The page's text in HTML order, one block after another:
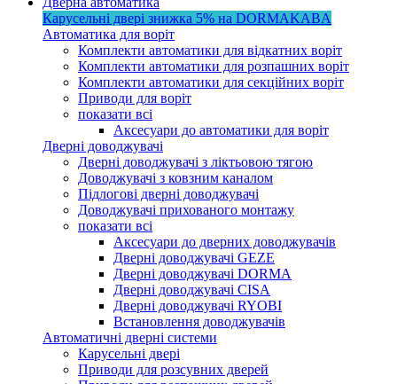
Карусельні двері знижка 5% на DORMAKABA
Автоматика для воріт
Комплекти автоматики для відкатних воріт
Комплекти автоматики для розпашних воріт
Комплекти автоматики для секційних воріт
Приводи для воріт
показати всі
Аксесуари до автоматики для воріт
Дверні доводжувачі
Дверні доводжувачі з ліктьовою тягою
Доводжувачі з ковзним каналом
Підлогові дверні доводжувачі
Доводжувачі прихованого монтажу
показати всі
Аксесуари до дверних доводжувачів
Дверні доводжувачі GEZE
Дверні доводжувачі DORMA
Дверні доводжувачі CISA
Дверні доводжувачі RYOBI
Встановлення доводжувачів
Автоматичні дверні системи
Карусельні двері
Приводи для розсувних дверей